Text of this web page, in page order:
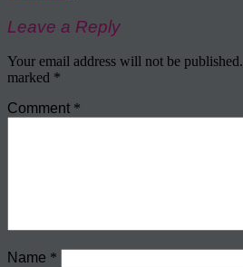
Leave a Reply
Your email address will not be published.
marked *
Comment *
Name *